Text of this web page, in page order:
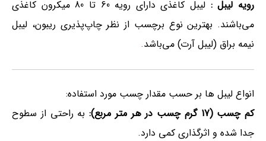
رویه لیبل :
لیبل کاغذی دارای رویه 60 تا 80 میکرون کاغذی
می‌باشند. بهترین نوع برچسب از نظر چاپ‌پذیری ریبون، لیبل
نیمه براق (لیبل آرت) می‌باشد.
انواع لیبل ها بر حسب مقدار چسب مورد استفاده:
کم چسب (17 گرم چسب در هر متر مربع):
به راحتی از سطوح
جدا شده و اثرگذاری کمی دارد.